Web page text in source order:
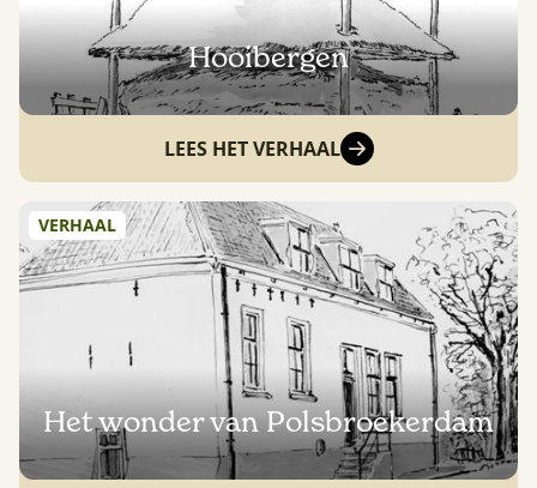
Hooibergen
LEES HET VERHAAL
VERHAAL
Het wonder van Polsbroekerdam